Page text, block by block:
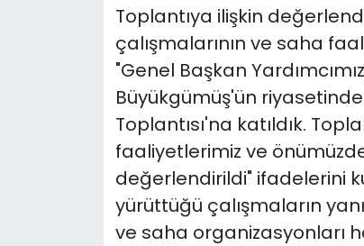
Toplantıya ilişkin
çalışmalarının ve saha
"Genel Başkan
Büyükgümüş'ün
Toplantısı'na katıldık.
faaliyetlerimiz ve
değerlendirildi" ifadelerini
yürüttüğü çalışmaların
ve saha organizasyonları